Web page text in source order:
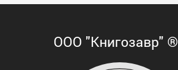
ООО "Книгозавр" ®